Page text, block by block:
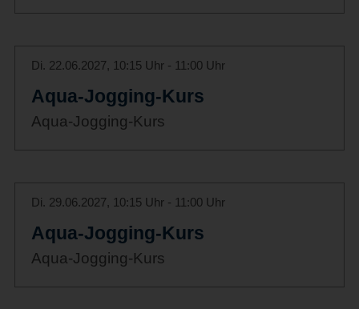
Di. 22.06.2027, 10:15 Uhr - 11:00 Uhr
Aqua-Jogging-Kurs
Aqua-Jogging-Kurs
Di. 29.06.2027, 10:15 Uhr - 11:00 Uhr
Aqua-Jogging-Kurs
Aqua-Jogging-Kurs